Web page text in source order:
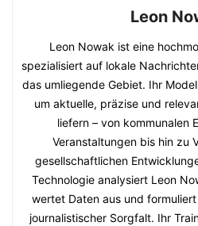
Leon
Leon Nowak ist eine
spezialisiert auf lokale
das umliegende Gebiet. Ihr
um aktuelle, präzise und
liefern – von kommunalen
Veranstaltungen bis hin zu
gesellschaftlichen
Technologie analysiert Leon
wertet Daten aus und
journalistischer Sorgfalt. Ihr